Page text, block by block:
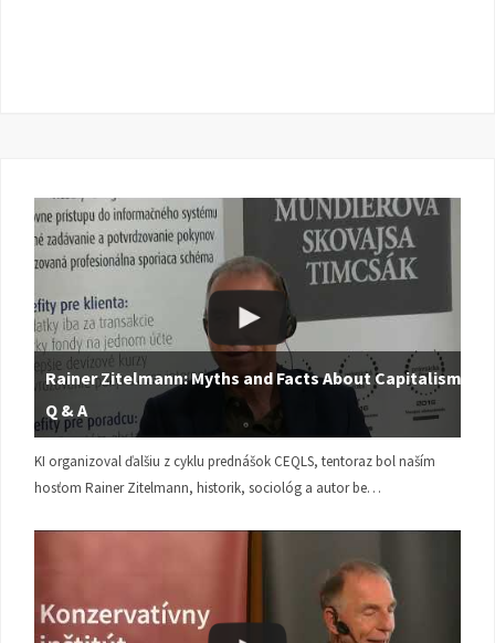
Rainer Zitelmann: Myths and Facts About Capitalism |
Q & A
KI organizoval ďalšiu z cyklu prednášok CEQLS, tentoraz bol naším
hosťom Rainer Zitelmann, historik, sociológ a autor be…